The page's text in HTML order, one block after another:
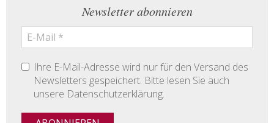
Newsletter abonnieren
Ihre E-Mail-Adresse wird nur für den Versand des
Newsletters gespeichert. Bitte lesen Sie auch
unsere Datenschutzerklärung.